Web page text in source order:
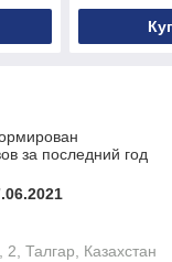
за последний год
Талгар, Казахстан